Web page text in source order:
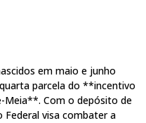
em maio e junho
parcela do **incentivo
Com o depósito de
visa combater a